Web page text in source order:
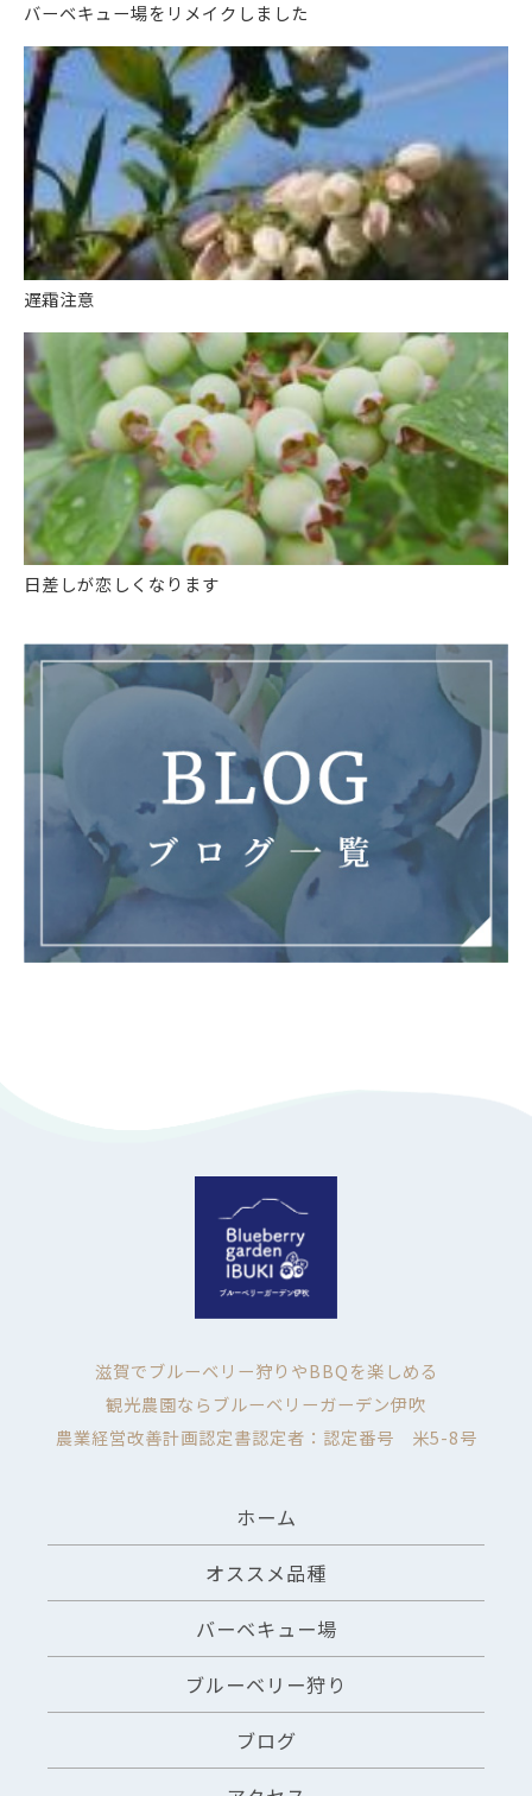
バーベキュー場をリメイクしました
遅霜注意
日差しが恋しくなります
滋賀でブルーベリー狩りやBBQを楽しめる
観光農園ならブルーベリーガーデン伊吹
農業経営改善計画認定書認定者：認定番号 米5-8号
ホーム
オススメ品種
バーベキュー場
ブルーベリー狩り
ブログ